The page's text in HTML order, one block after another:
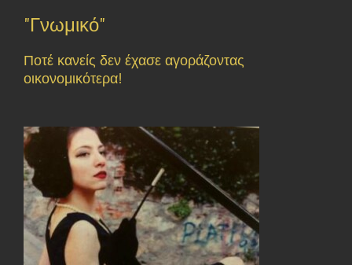
"Γνωμικό"
Ποτέ κανείς δεν έχασε αγοράζοντας
οικονομικότερα!